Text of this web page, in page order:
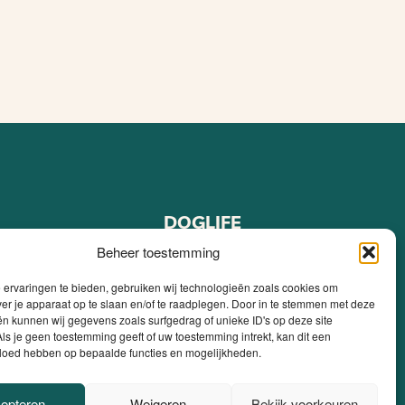
Beheer toestemming
ervaringen te bieden, gebruiken wij technologieën zoals cookies om
je apparaat op te slaan en/of te raadplegen. Door in te stemmen met deze
kunnen wij gegevens zoals surfgedrag of unieke ID's op deze site
je geen toestemming geeft of uw toestemming intrekt, kan dit een
hebben op bepaalde functies en mogelijkheden.
gecontroleerde maag- en
DOGLIFE
Blog
Contact
Mijn account